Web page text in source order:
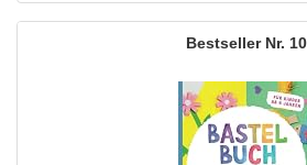
10